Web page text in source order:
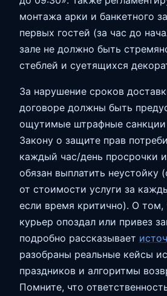
монтажа арки и банкетного
первых гостей (за час до
зале не должно быть
стеблей и суетящихся
За нарушение сроков
договоре должны быть
ощутимые штрафные санкции
Закону о защите прав
каждый час/день просрочки
обязан выплатить неустойку
от стоимости услуги за
если время критично). О том,
курьер опоздал или привез
подробно рассказывает
разобраны реальные кейсы
праздников и алгоритмы
Помните, что